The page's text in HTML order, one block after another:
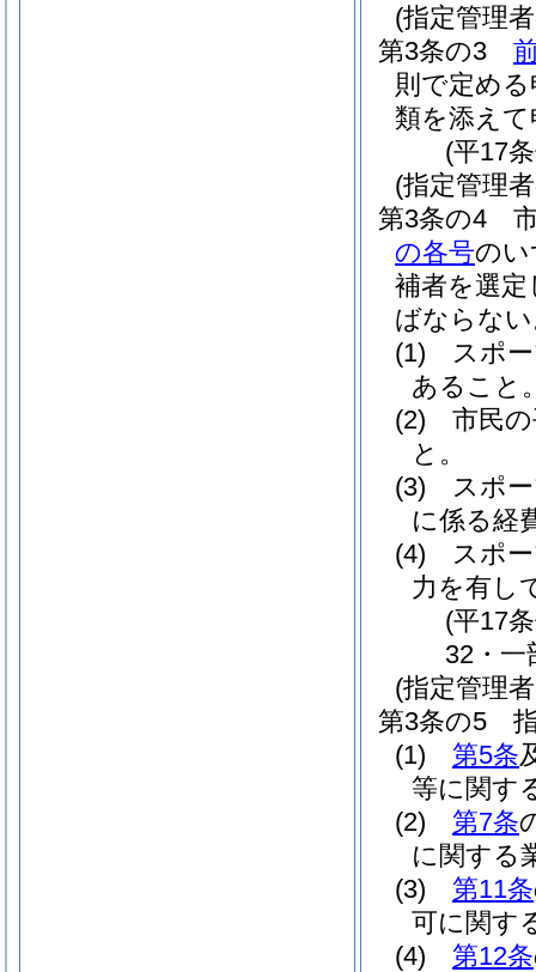
(指定管理
第3条の3
則で定め
類を添え
(平17
(指定管理
第3条の4
の各号のい
補者を選
ばならな
(1)
スポ
あること
(2)
市民
と。
(3)
スポ
に係る経
(4)
スポ
力を有し
(平17
32・一
(指定管理
第3条の5
(1)
第5条
等に関す
(2)
第7条
に関する
(3)
第11条
可に関す
(4)
第12条